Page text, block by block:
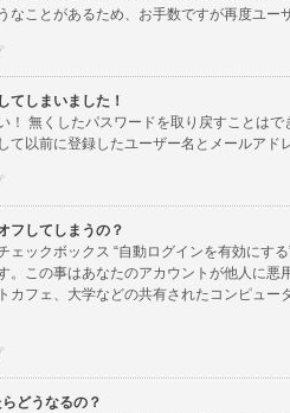
なことがあるため、お手数ですが再度ユー
てしまいました！
！ 無くしたパスワードを取り戻すことは
て以前に登録したユーザー名とメールア
フしてしまうの？
ェックボックス “自動ログインを有効にす
。この事はあなたのアカウントが他人に
カフェ、大学などの共有されたコンピュ
どうなるの？